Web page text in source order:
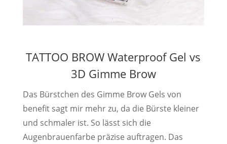
TATTOO BROW Waterproof Gel vs
3D Gimme Brow
Das Bürstchen des Gimme Brow Gels von
benefit sagt mir mehr zu, da die Bürste kleiner
und schmaler ist. So lässt sich die
Augenbrauenfarbe präzise auftragen. Das